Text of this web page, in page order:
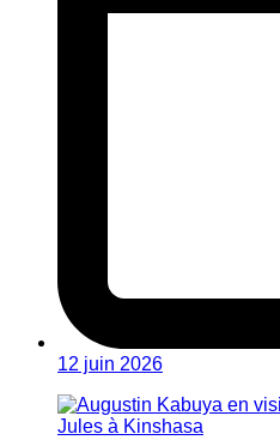
12 juin 2026